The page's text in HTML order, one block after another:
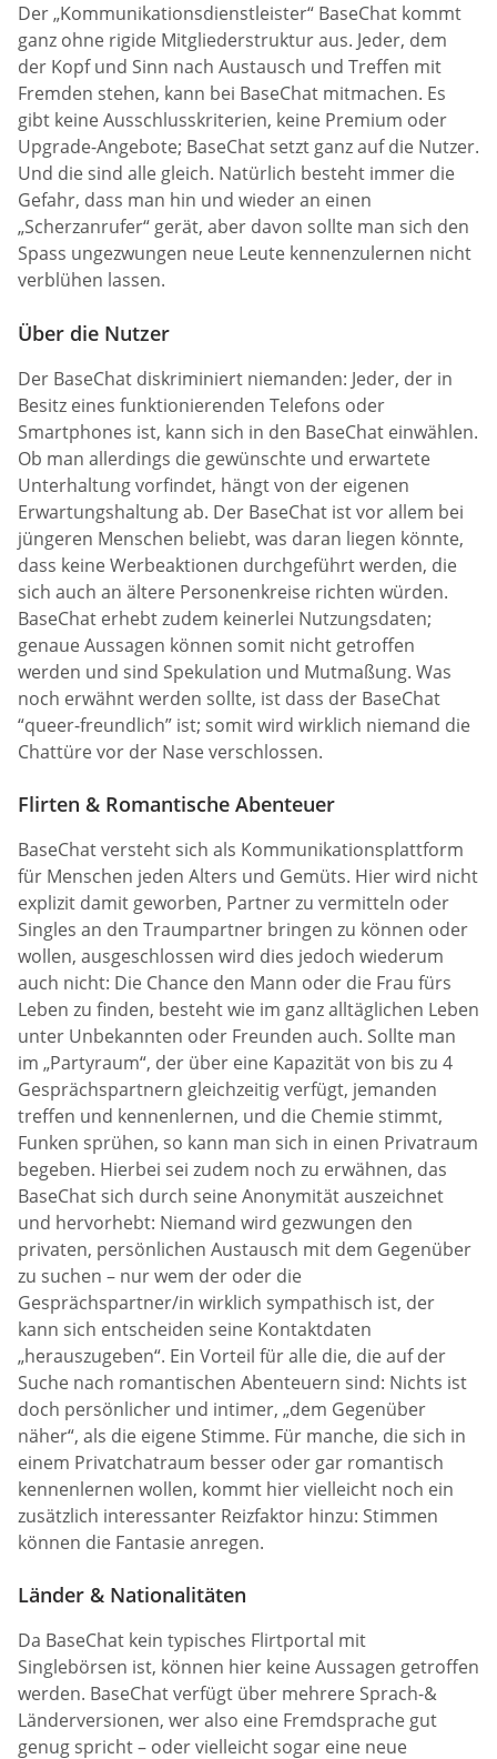
Der „Kommunikationsdienstleister“ BaseChat kommt
ganz ohne rigide Mitgliederstruktur aus. Jeder, dem
der Kopf und Sinn nach Austausch und Treffen mit
Fremden stehen, kann bei BaseChat mitmachen. Es
gibt keine Ausschlusskriterien, keine Premium oder
Upgrade-Angebote; BaseChat setzt ganz auf die Nutzer.
Und die sind alle gleich. Natürlich besteht immer die
Gefahr, dass man hin und wieder an einen
„Scherzanrufer“ gerät, aber davon sollte man sich den
Spass ungezwungen neue Leute kennenzulernen nicht
verblühen lassen.
Über die Nutzer
Der BaseChat diskriminiert niemanden: Jeder, der in
Besitz eines funktionierenden Telefons oder
Smartphones ist, kann sich in den BaseChat einwählen.
Ob man allerdings die gewünschte und erwartete
Unterhaltung vorfindet, hängt von der eigenen
Erwartungshaltung ab. Der BaseChat ist vor allem bei
jüngeren Menschen beliebt, was daran liegen könnte,
dass keine Werbeaktionen durchgeführt werden, die
sich auch an ältere Personenkreise richten würden.
BaseChat erhebt zudem keinerlei Nutzungsdaten;
genaue Aussagen können somit nicht getroffen
werden und sind Spekulation und Mutmaßung. Was
noch erwähnt werden sollte, ist dass der BaseChat
“queer-freundlich” ist; somit wird wirklich niemand die
Chattüre vor der Nase verschlossen.
Flirten & Romantische Abenteuer
BaseChat versteht sich als Kommunikationsplattform
für Menschen jeden Alters und Gemüts. Hier wird nicht
explizit damit geworben, Partner zu vermitteln oder
Singles an den Traumpartner bringen zu können oder
wollen, ausgeschlossen wird dies jedoch wiederum
auch nicht: Die Chance den Mann oder die Frau fürs
Leben zu finden, besteht wie im ganz alltäglichen Leben
unter Unbekannten oder Freunden auch. Sollte man
im „Partyraum“, der über eine Kapazität von bis zu 4
Gesprächspartnern gleichzeitig verfügt, jemanden
treffen und kennenlernen, und die Chemie stimmt,
Funken sprühen, so kann man sich in einen Privatraum
begeben. Hierbei sei zudem noch zu erwähnen, das
BaseChat sich durch seine Anonymität auszeichnet
und hervorhebt: Niemand wird gezwungen den
privaten, persönlichen Austausch mit dem Gegenüber
zu suchen – nur wem der oder die
Gesprächspartner/in wirklich sympathisch ist, der
kann sich entscheiden seine Kontaktdaten
„herauszugeben“. Ein Vorteil für alle die, die auf der
Suche nach romantischen Abenteuern sind: Nichts ist
doch persönlicher und intimer, „dem Gegenüber
näher“, als die eigene Stimme. Für manche, die sich in
einem Privatchatraum besser oder gar romantisch
kennenlernen wollen, kommt hier vielleicht noch ein
zusätzlich interessanter Reizfaktor hinzu: Stimmen
können die Fantasie anregen.
Länder & Nationalitäten
Da BaseChat kein typisches Flirtportal mit
Singlebörsen ist, können hier keine Aussagen getroffen
werden. BaseChat verfügt über mehrere Sprach-&
Länderversionen, wer also eine Fremdsprache gut
genug spricht – oder vielleicht sogar eine neue